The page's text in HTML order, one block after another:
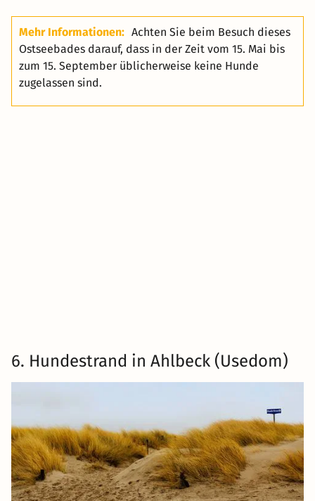
Mehr Informationen: Achten Sie beim Besuch dieses
Ostseebades darauf, dass in der Zeit vom 15. Mai bis
zum 15. September üblicherweise keine Hunde
zugelassen sind.
6. Hundestrand in Ahlbeck (Usedom)